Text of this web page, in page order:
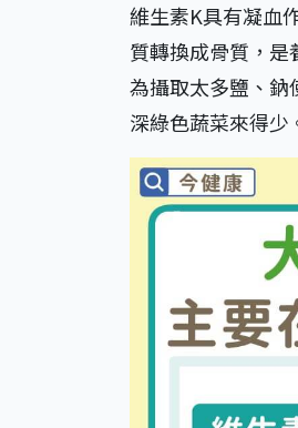
維生素K具有凝血
質轉換成骨質，
為攝取太多鹽、鈉
深綠色蔬菜來得少